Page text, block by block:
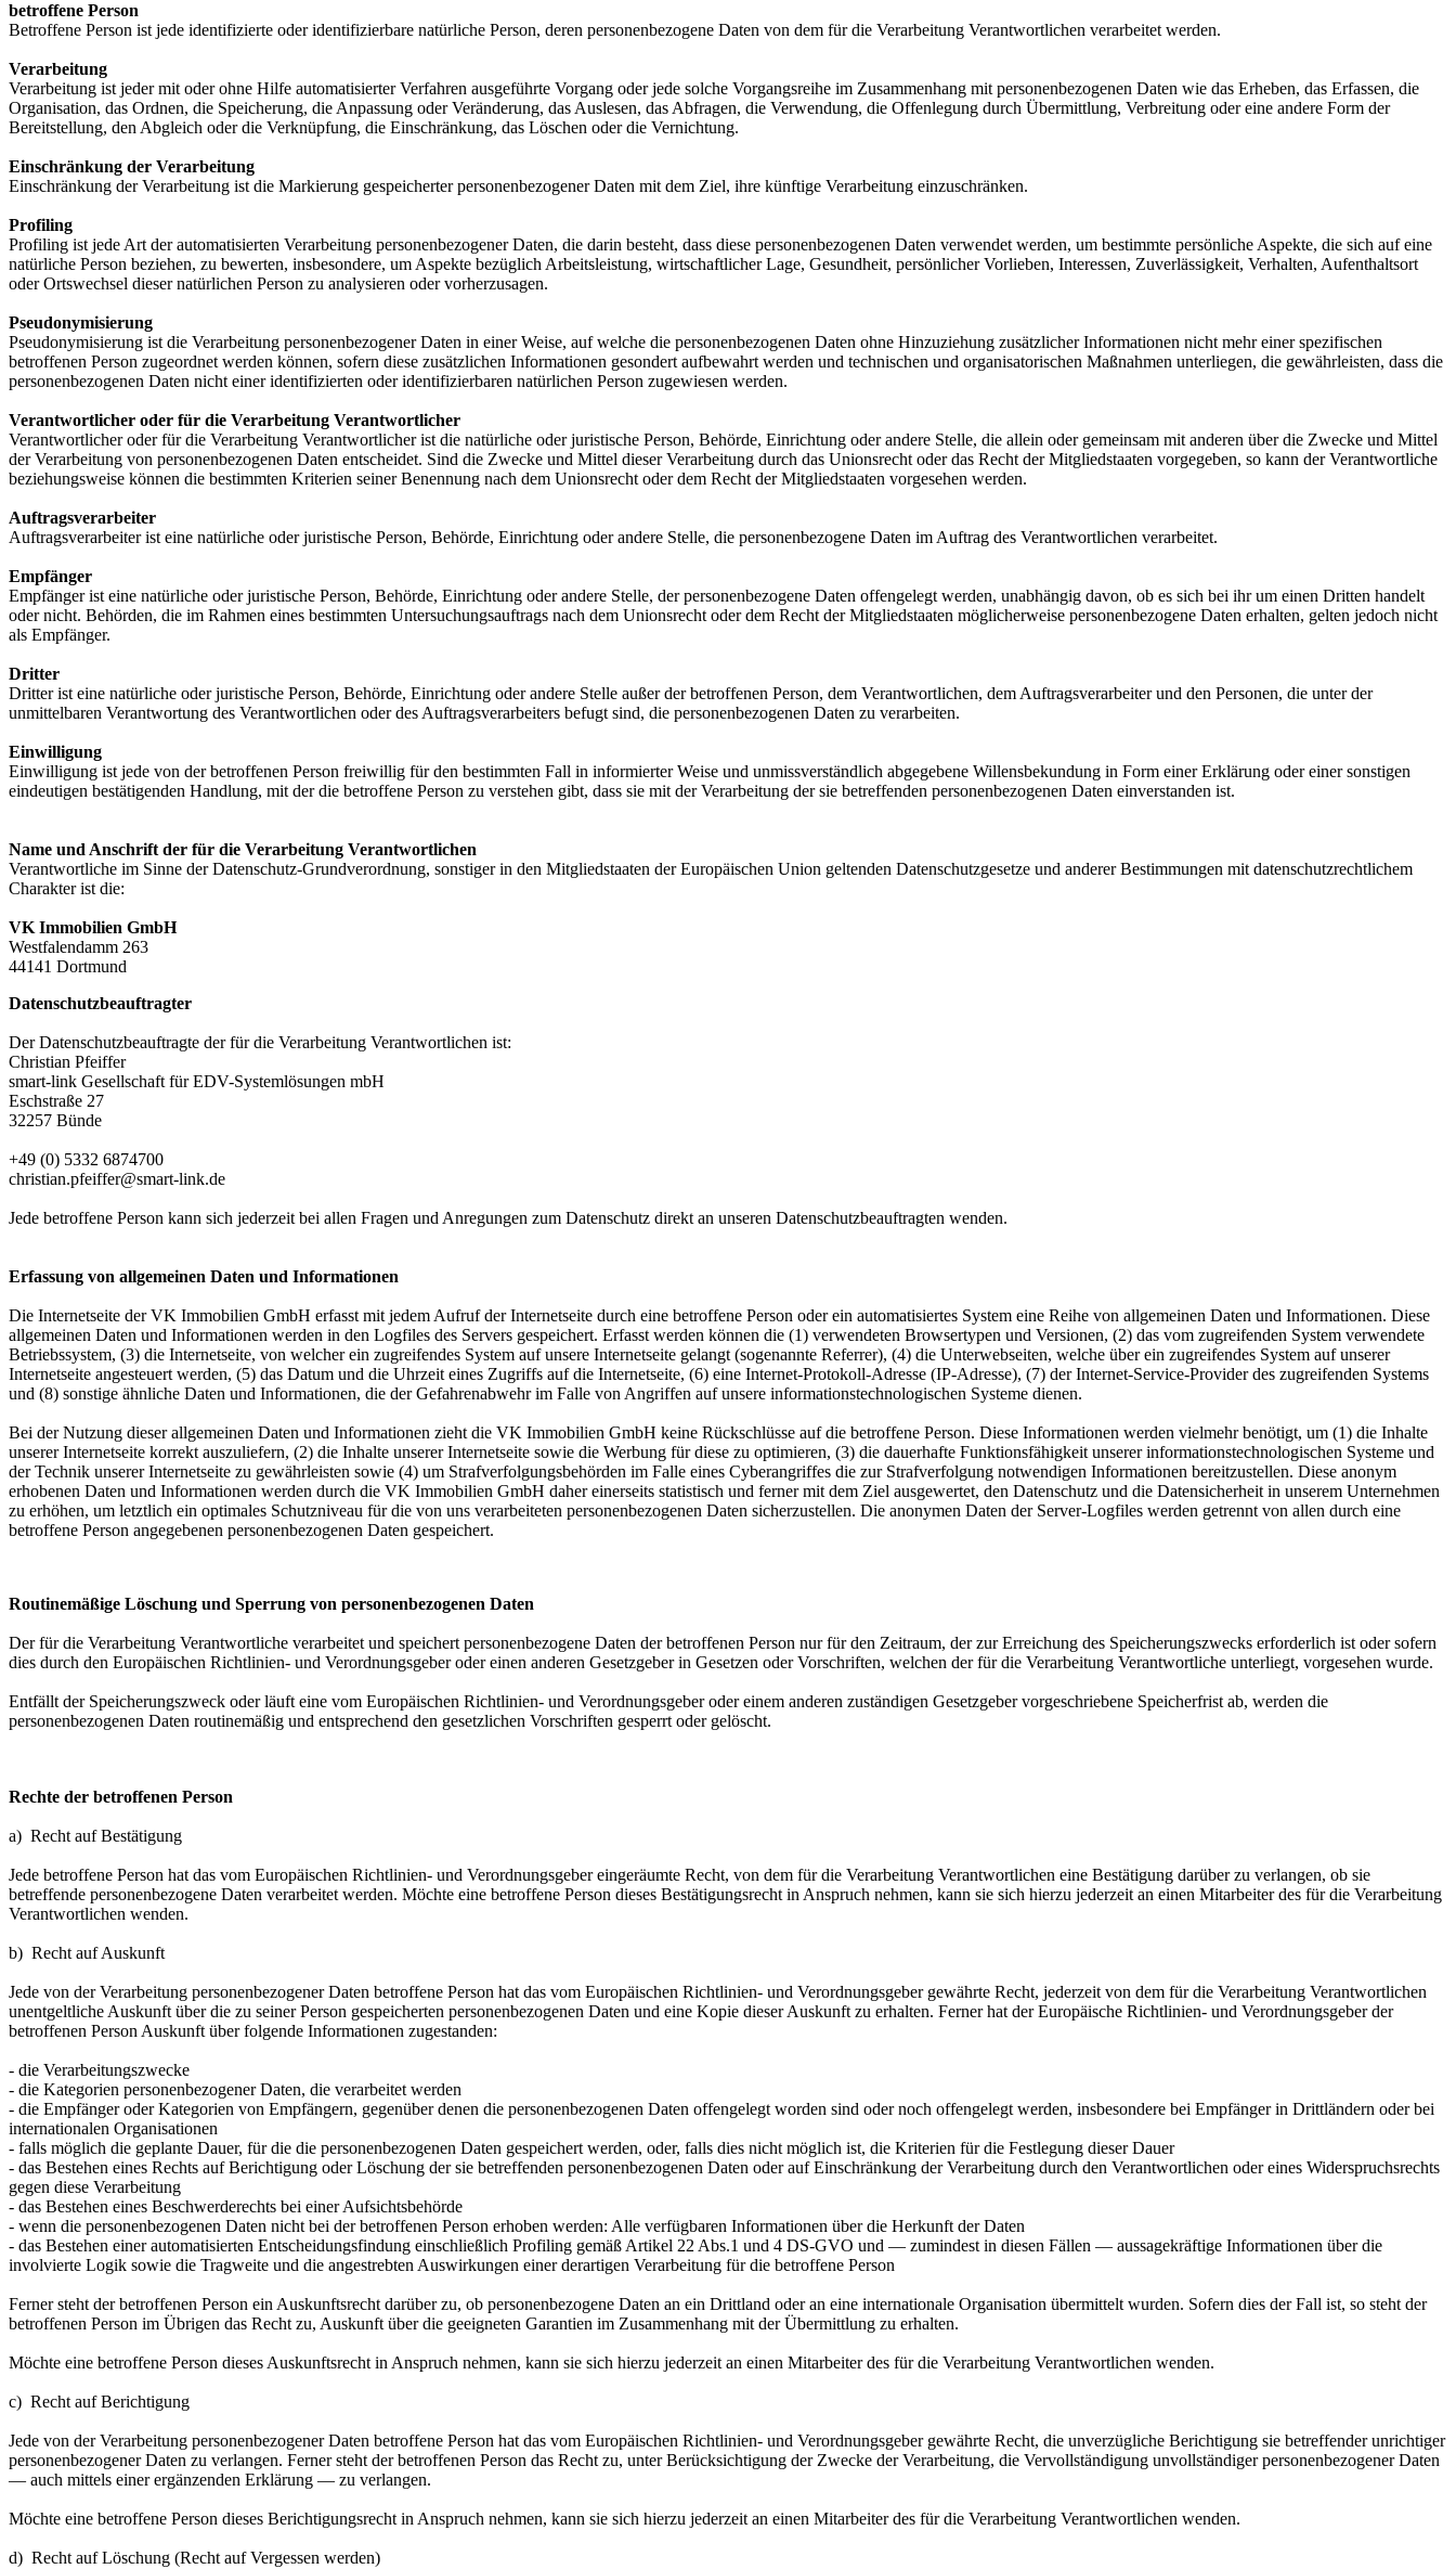
betroffene Person
Betroffene Person ist jede identifizierte oder identifizierbare natürliche Person, deren personenbezogene Daten von dem für die Verarbeitung Verantwortlichen verarbeitet werden.
Verarbeitung
Verarbeitung ist jeder mit oder ohne Hilfe automatisierter Verfahren ausgeführte Vorgang oder jede solche Vorgangsreihe im Zusammenhang mit personenbezogenen Daten wie das Erheben, das Erfassen, die
Organisation, das Ordnen, die Speicherung, die Anpassung oder Veränderung, das Auslesen, das Abfragen, die Verwendung, die Offenlegung durch Übermittlung, Verbreitung oder eine andere Form der
Bereitstellung, den Abgleich oder die Verknüpfung, die Einschränkung, das Löschen oder die Vernichtung.
Einschränkung der Verarbeitung
Einschränkung der Verarbeitung ist die Markierung gespeicherter personenbezogener Daten mit dem Ziel, ihre künftige Verarbeitung einzuschränken.
Profiling
Profiling ist jede Art der automatisierten Verarbeitung personenbezogener Daten, die darin besteht, dass diese personenbezogenen Daten verwendet werden, um bestimmte persönliche Aspekte, die sich auf eine
natürliche Person beziehen, zu bewerten, insbesondere, um Aspekte bezüglich Arbeitsleistung, wirtschaftlicher Lage, Gesundheit, persönlicher Vorlieben, Interessen, Zuverlässigkeit, Verhalten, Aufenthaltsort
oder Ortswechsel dieser natürlichen Person zu analysieren oder vorherzusagen.
Pseudonymisierung
Pseudonymisierung ist die Verarbeitung personenbezogener Daten in einer Weise, auf welche die personenbezogenen Daten ohne Hinzuziehung zusätzlicher Informationen nicht mehr einer spezifischen
betroffenen Person zugeordnet werden können, sofern diese zusätzlichen Informationen gesondert aufbewahrt werden und technischen und organisatorischen Maßnahmen unterliegen, die gewährleisten, dass die
personenbezogenen Daten nicht einer identifizierten oder identifizierbaren natürlichen Person zugewiesen werden.
Verantwortlicher oder für die Verarbeitung Verantwortlicher
Verantwortlicher oder für die Verarbeitung Verantwortlicher ist die natürliche oder juristische Person, Behörde, Einrichtung oder andere Stelle, die allein oder gemeinsam mit anderen über die Zwecke und Mittel
der Verarbeitung von personenbezogenen Daten entscheidet. Sind die Zwecke und Mittel dieser Verarbeitung durch das Unionsrecht oder das Recht der Mitgliedstaaten vorgegeben, so kann der Verantwortliche
beziehungsweise können die bestimmten Kriterien seiner Benennung nach dem Unionsrecht oder dem Recht der Mitgliedstaaten vorgesehen werden.
Auftragsverarbeiter
Auftragsverarbeiter ist eine natürliche oder juristische Person, Behörde, Einrichtung oder andere Stelle, die personenbezogene Daten im Auftrag des Verantwortlichen verarbeitet.
Empfänger
Empfänger ist eine natürliche oder juristische Person, Behörde, Einrichtung oder andere Stelle, der personenbezogene Daten offengelegt werden, unabhängig davon, ob es sich bei ihr um einen Dritten handelt
oder nicht. Behörden, die im Rahmen eines bestimmten Untersuchungsauftrags nach dem Unionsrecht oder dem Recht der Mitgliedstaaten möglicherweise personenbezogene Daten erhalten, gelten jedoch nicht
als Empfänger.
Dritter
Dritter ist eine natürliche oder juristische Person, Behörde, Einrichtung oder andere Stelle außer der betroffenen Person, dem Verantwortlichen, dem Auftragsverarbeiter und den Personen, die unter der
unmittelbaren Verantwortung des Verantwortlichen oder des Auftragsverarbeiters befugt sind, die personenbezogenen Daten zu verarbeiten.
Einwilligung
Einwilligung ist jede von der betroffenen Person freiwillig für den bestimmten Fall in informierter Weise und unmissverständlich abgegebene Willensbekundung in Form einer Erklärung oder einer sonstigen
eindeutigen bestätigenden Handlung, mit der die betroffene Person zu verstehen gibt, dass sie mit der Verarbeitung der sie betreffenden personenbezogenen Daten einverstanden ist.
Name und Anschrift der für die Verarbeitung Verantwortlichen
Verantwortliche im Sinne der Datenschutz-Grundverordnung, sonstiger in den Mitgliedstaaten der Europäischen Union geltenden Datenschutzgesetze und anderer Bestimmungen mit datenschutzrechtlichem
Charakter ist die:
VK Immobilien GmbH
Westfalendamm 263
44141 Dortmund
Datenschutzbeauftragter
Der Datenschutzbeauftragte der für die Verarbeitung Verantwortlichen ist:
Christian Pfeiffer
smart-link Gesellschaft für EDV-Systemlösungen mbH
Eschstraße 27
32257 Bünde
+49 (0) 5332 6874700
christian.pfeiffer@smart-link.de
Jede betroffene Person kann sich jederzeit bei allen Fragen und Anregungen zum Datenschutz direkt an unseren Datenschutzbeauftragten wenden.
Erfassung von allgemeinen Daten und Informationen
Die Internetseite der VK Immobilien GmbH erfasst mit jedem Aufruf der Internetseite durch eine betroffene Person oder ein automatisiertes System eine Reihe von allgemeinen Daten und Informationen. Diese
allgemeinen Daten und Informationen werden in den Logfiles des Servers gespeichert. Erfasst werden können die (1) verwendeten Browsertypen und Versionen, (2) das vom zugreifenden System verwendete
Betriebssystem, (3) die Internetseite, von welcher ein zugreifendes System auf unsere Internetseite gelangt (sogenannte Referrer), (4) die Unterwebseiten, welche über ein zugreifendes System auf unserer
Internetseite angesteuert werden, (5) das Datum und die Uhrzeit eines Zugriffs auf die Internetseite, (6) eine Internet-Protokoll-Adresse (IP-Adresse), (7) der Internet-Service-Provider des zugreifenden Systems
und (8) sonstige ähnliche Daten und Informationen, die der Gefahrenabwehr im Falle von Angriffen auf unsere informationstechnologischen Systeme dienen.
Bei der Nutzung dieser allgemeinen Daten und Informationen zieht die VK Immobilien GmbH keine Rückschlüsse auf die betroffene Person. Diese Informationen werden vielmehr benötigt, um (1) die Inhalte
unserer Internetseite korrekt auszuliefern, (2) die Inhalte unserer Internetseite sowie die Werbung für diese zu optimieren, (3) die dauerhafte Funktionsfähigkeit unserer informationstechnologischen Systeme und
der Technik unserer Internetseite zu gewährleisten sowie (4) um Strafverfolgungsbehörden im Falle eines Cyberangriffes die zur Strafverfolgung notwendigen Informationen bereitzustellen. Diese anonym
erhobenen Daten und Informationen werden durch die VK Immobilien GmbH daher einerseits statistisch und ferner mit dem Ziel ausgewertet, den Datenschutz und die Datensicherheit in unserem Unternehmen
zu erhöhen, um letztlich ein optimales Schutzniveau für die von uns verarbeiteten personenbezogenen Daten sicherzustellen. Die anonymen Daten der Server-Logfiles werden getrennt von allen durch eine
betroffene Person angegebenen personenbezogenen Daten gespeichert.
Routinemäßige Löschung und Sperrung von personenbezogenen Daten
Der für die Verarbeitung Verantwortliche verarbeitet und speichert personenbezogene Daten der betroffenen Person nur für den Zeitraum, der zur Erreichung des Speicherungszwecks erforderlich ist oder sofern
dies durch den Europäischen Richtlinien- und Verordnungsgeber oder einen anderen Gesetzgeber in Gesetzen oder Vorschriften, welchen der für die Verarbeitung Verantwortliche unterliegt, vorgesehen wurde.
Entfällt der Speicherungszweck oder läuft eine vom Europäischen Richtlinien- und Verordnungsgeber oder einem anderen zuständigen Gesetzgeber vorgeschriebene Speicherfrist ab, werden die
personenbezogenen Daten routinemäßig und entsprechend den gesetzlichen Vorschriften gesperrt oder gelöscht.
Rechte der betroffenen Person
a) Recht auf Bestätigung
Jede betroffene Person hat das vom Europäischen Richtlinien- und Verordnungsgeber eingeräumte Recht, von dem für die Verarbeitung Verantwortlichen eine Bestätigung darüber zu verlangen, ob sie
betreffende personenbezogene Daten verarbeitet werden. Möchte eine betroffene Person dieses Bestätigungsrecht in Anspruch nehmen, kann sie sich hierzu jederzeit an einen Mitarbeiter des für die Verarbeitung
Verantwortlichen wenden.
b) Recht auf Auskunft
Jede von der Verarbeitung personenbezogener Daten betroffene Person hat das vom Europäischen Richtlinien- und Verordnungsgeber gewährte Recht, jederzeit von dem für die Verarbeitung Verantwortlichen
unentgeltliche Auskunft über die zu seiner Person gespeicherten personenbezogenen Daten und eine Kopie dieser Auskunft zu erhalten. Ferner hat der Europäische Richtlinien- und Verordnungsgeber der
betroffenen Person Auskunft über folgende Informationen zugestanden:
- die Verarbeitungszwecke
- die Kategorien personenbezogener Daten, die verarbeitet werden
- die Empfänger oder Kategorien von Empfängern, gegenüber denen die personenbezogenen Daten offengelegt worden sind oder noch offengelegt werden, insbesondere bei Empfänger in Drittländern oder bei
internationalen Organisationen
- falls möglich die geplante Dauer, für die die personenbezogenen Daten gespeichert werden, oder, falls dies nicht möglich ist, die Kriterien für die Festlegung dieser Dauer
- das Bestehen eines Rechts auf Berichtigung oder Löschung der sie betreffenden personenbezogenen Daten oder auf Einschränkung der Verarbeitung durch den Verantwortlichen oder eines Widerspruchsrechts
gegen diese Verarbeitung
- das Bestehen eines Beschwerderechts bei einer Aufsichtsbehörde
- wenn die personenbezogenen Daten nicht bei der betroffenen Person erhoben werden: Alle verfügbaren Informationen über die Herkunft der Daten
- das Bestehen einer automatisierten Entscheidungsfindung einschließlich Profiling gemäß Artikel 22 Abs.1 und 4 DS-GVO und — zumindest in diesen Fällen — aussagekräftige Informationen über die
involvierte Logik sowie die Tragweite und die angestrebten Auswirkungen einer derartigen Verarbeitung für die betroffene Person
Ferner steht der betroffenen Person ein Auskunftsrecht darüber zu, ob personenbezogene Daten an ein Drittland oder an eine internationale Organisation übermittelt wurden. Sofern dies der Fall ist, so steht der
betroffenen Person im Übrigen das Recht zu, Auskunft über die geeigneten Garantien im Zusammenhang mit der Übermittlung zu erhalten.
Möchte eine betroffene Person dieses Auskunftsrecht in Anspruch nehmen, kann sie sich hierzu jederzeit an einen Mitarbeiter des für die Verarbeitung Verantwortlichen wenden.
c) Recht auf Berichtigung
Jede von der Verarbeitung personenbezogener Daten betroffene Person hat das vom Europäischen Richtlinien- und Verordnungsgeber gewährte Recht, die unverzügliche Berichtigung sie betreffender unrichtiger
personenbezogener Daten zu verlangen. Ferner steht der betroffenen Person das Recht zu, unter Berücksichtigung der Zwecke der Verarbeitung, die Vervollständigung unvollständiger personenbezogener Daten
— auch mittels einer ergänzenden Erklärung — zu verlangen.
Möchte eine betroffene Person dieses Berichtigungsrecht in Anspruch nehmen, kann sie sich hierzu jederzeit an einen Mitarbeiter des für die Verarbeitung Verantwortlichen wenden.
d) Recht auf Löschung (Recht auf Vergessen werden)